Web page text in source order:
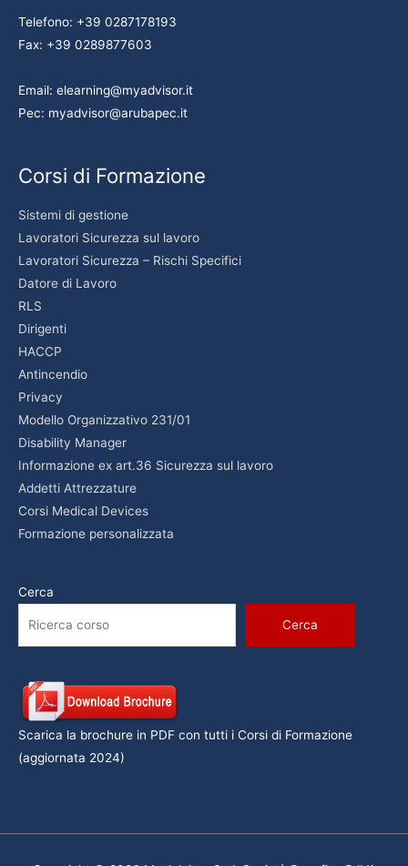
Telefono: +39 0287178193
Fax: +39 0289877603
Email: elearning@myadvisor.it
Pec: myadvisor@arubapec.it
Corsi di Formazione
Sistemi di gestione
Lavoratori Sicurezza sul lavoro
Lavoratori Sicurezza – Rischi Specifici
Datore di Lavoro
RLS
Dirigenti
HACCP
Antincendio
Privacy
Modello Organizzativo 231/01
Disability Manager
Informazione ex art.36 Sicurezza sul lavoro
Addetti Attrezzature
Corsi Medical Devices
Formazione personalizzata
Cerca
Cerca
Scarica la brochure in PDF con tutti i Corsi di Formazione
(aggiornata 2024)